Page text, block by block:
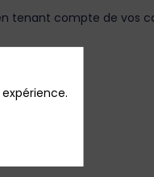
tenant compte de vos